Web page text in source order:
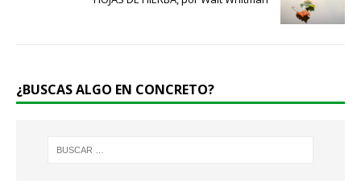
¿BUSCAS ALGO EN CONCRETO?